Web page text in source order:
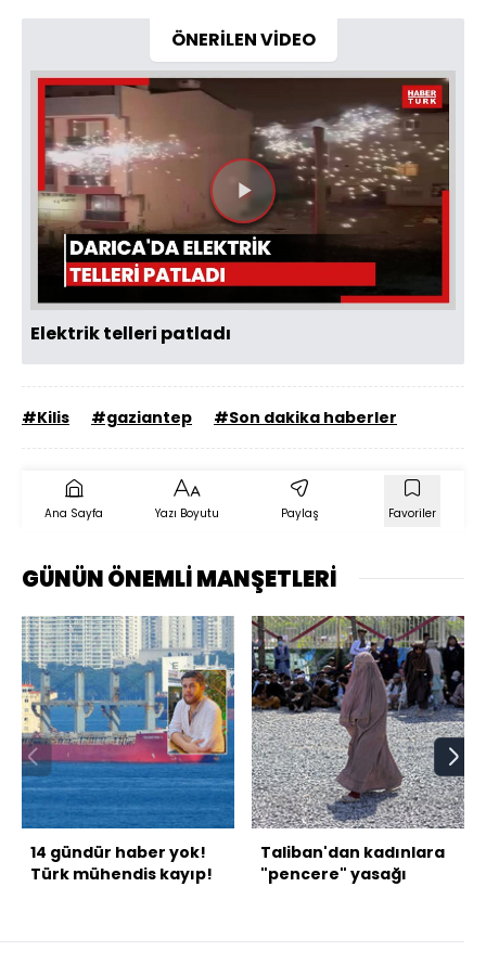
ÖNERİLEN VİDEO
Videoyu
Oynat
Elektrik telleri patladı
#Kilis #gaziantep #Son dakika haberler
Ana Sayfa Yazı Boyutu Paylaş Favoriler
GÜNÜN ÖNEMLİ MANŞETLERİ
14 gündür haber yok!
Türk mühendis kayıp!
Taliban'dan kadınlara
"pencere" yasağı